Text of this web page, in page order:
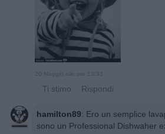
20 Maggio alle ore 13:33
· Ti stimo · Rispondi
hamilton89: Ero un semplice
sono un Professional Dishwaher